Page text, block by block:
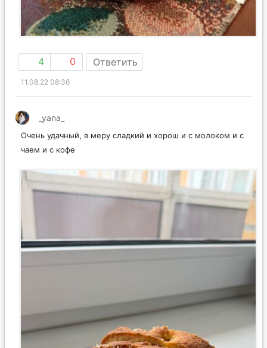
4 0 Ответить
11.08.22 08:36
_yana_
Очень удачный, в меру сладкий и хорош и с молоком и с
чаем и с кофе